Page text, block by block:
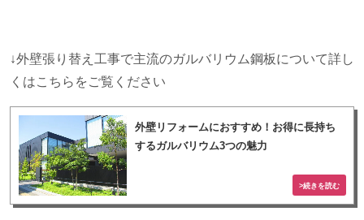
↓外壁張り替え工事で主流のガルバリウム鋼板について詳し
くはこちらをご覧ください
外壁リフォームにおすすめ！お得に長持ち
するガルバリウム3つの魅力